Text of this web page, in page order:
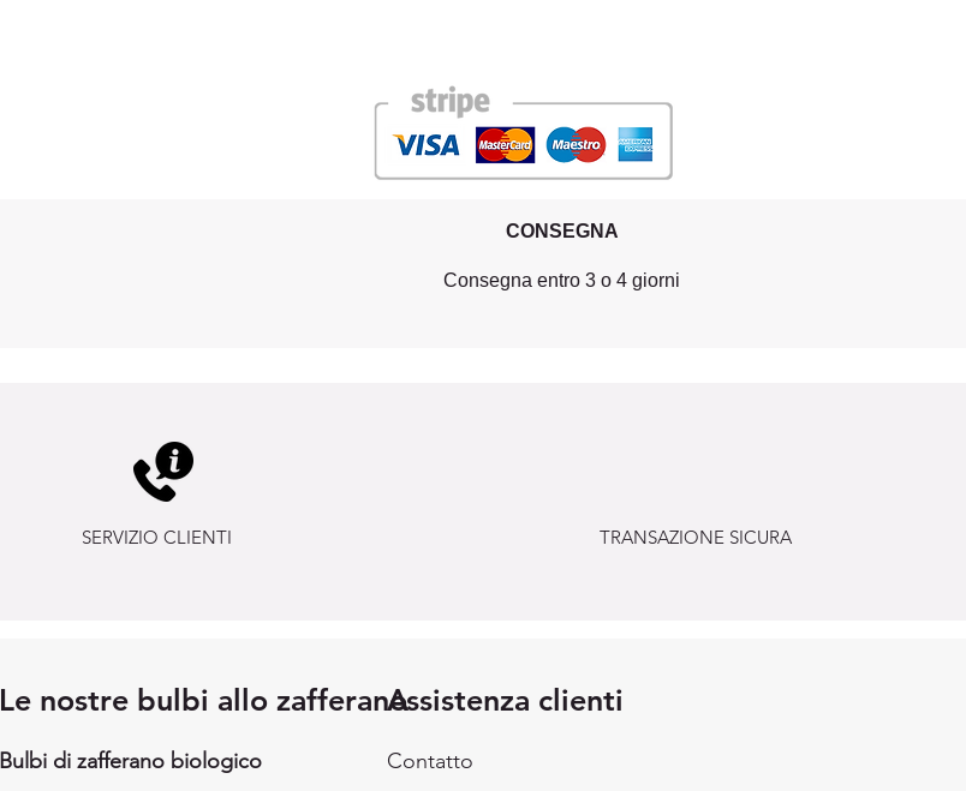
CONSEGNA
Consegna entro 3 o 4 giorni
SERVIZIO CLIENTI TRANSAZIONE SICURA
Le nostre bulbi allo zafferano
Bulbi di zafferano biologico
Assistenza clienti
Contatto